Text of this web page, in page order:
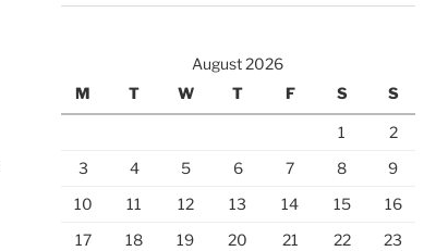
August 2026
M
T W T F S S
1
2
3
4 5 6 7 8
9
10
11 12 13 14 15
16
17
18 19 20 21 22
23